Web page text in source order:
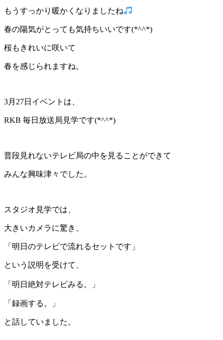
もうすっかり暖かくなりましたね
春の陽気がとっても気持ちいいです(*^^*)
桜もきれいに咲いて
春を感じられますね。
3月27日イベントは、
RKB 毎日放送局見学です(*^^*)
普段見れないテレビ局の中を見ることができて
みんな興味津々でした。
スタジオ見学では、
大きいカメラに驚き、
「明日のテレビで流れるセットです」
という説明を受けて、
「明日絶対テレビみる。 」
「録画する。」
と話していました。